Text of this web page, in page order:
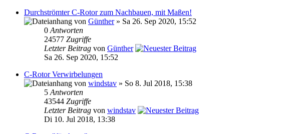
Durchströmter C-Rotor zum Nachbauen, mit Maßen!
von Günther» Sa 26. Sep 2020, 15:52
0 Antworten
24577 Zugriffe
Letzter Beitrag von Günther
Sa 26. Sep 2020, 15:52
C-Rotor Verwirbelungen
von windstav » So 8. Jul 2018, 15:38
5 Antworten
43544 Zugriffe
Letzter Beitrag von windstav
Di 10. Jul 2018, 13:38